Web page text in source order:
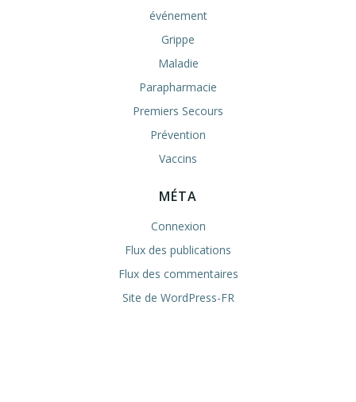
événement
Grippe
Maladie
Parapharmacie
Premiers Secours
Prévention
Vaccins
MÉTA
Connexion
Flux des publications
Flux des commentaires
Site de WordPress-FR